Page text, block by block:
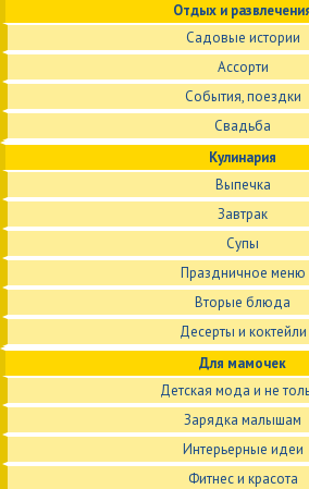
Отдых и
Садовые истории
Ассорти
События, поездки
Свадьба
Кулинария
Выпечка
Завтрак
Супы
Праздничное меню
Вторые блюда
Десерты и коктейли
Для мамочек
Детская мода и не
Зарядка малышам
Интерьерные идеи
Фитнес и красота